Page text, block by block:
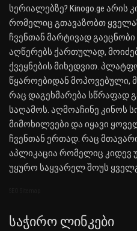
სერიალებზე? Kinogo.ge
რომელიც გთავაზობთ
ჩვენთან მარტივად
აღწერებს ქართულად,
ქვეყნების მიხედვით.
წყაროებიდან მოპოვებული,
რაც დაგეხმარება სწრაფად
საღამოს. აღმოაჩინე კინოს
მიმოხილვები და იყავი
ჩვენთან ერთად. რაც
აპლიკაცია რომელიც
უყურო საყვარელ შოუს
Საჭირო Ლინკები